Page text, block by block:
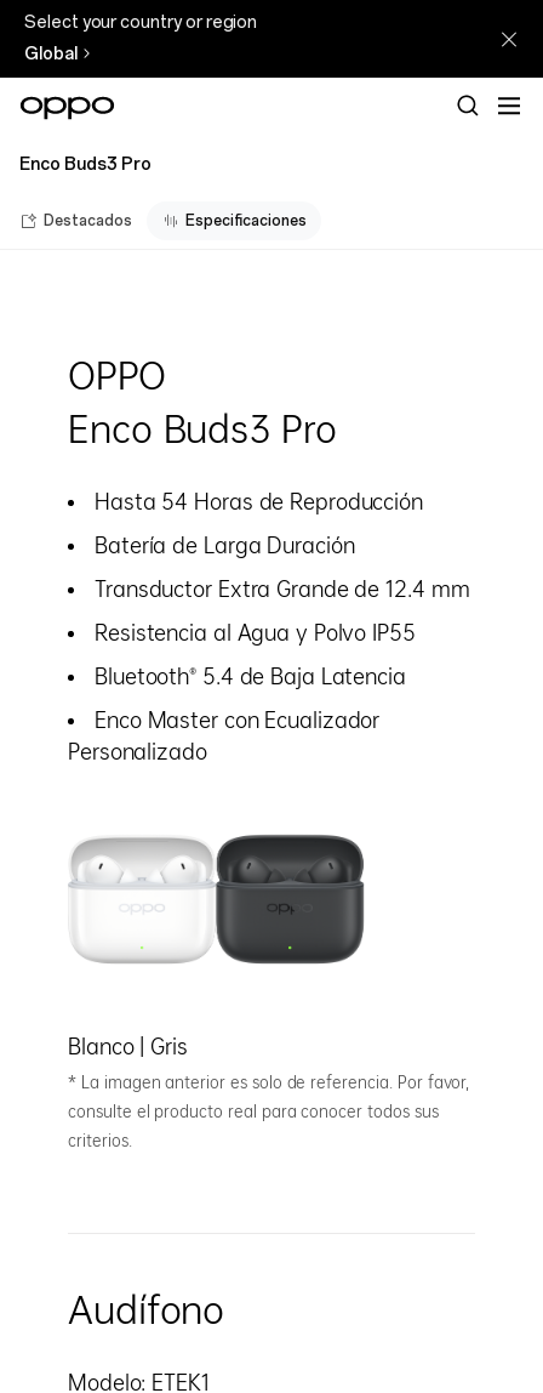
Select your country or region
Global
Enco Buds3 Pro
Destacados Especificaciones
OPPO
Enco Buds3 Pro
Hasta 54 Horas de Reproducción
Batería de Larga Duración
Transductor Extra Grande de 12.4 mm
Resistencia al Agua y Polvo IP55
Bluetooth® 5.4 de Baja Latencia
Enco Master con Ecualizador
Personalizado
Blanco | Gris
* La imagen anterior es solo de referencia. Por favor,
consulte el producto real para conocer todos sus
criterios.
Audífono
Modelo: ETEK1